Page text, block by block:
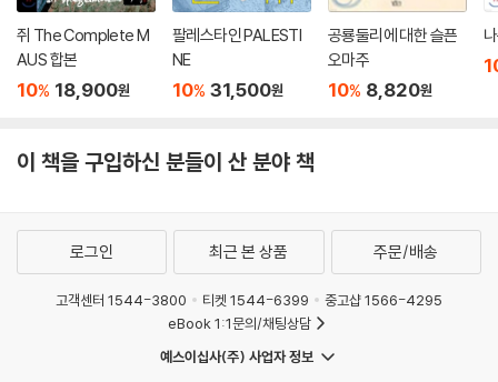
쥐 The Complete M
AUS 합본
10% 18,900원
팔레스타인 PALESTI
NE
10% 31,500원
공룡둘리에 대한 슬픈
오마주
10% 8,820원
이 책을 구입하신 분들이 산 분야 책
로그인 최근 본 상품 주문/배송
고객센터 1544-3800 티켓 1544-6399
중고샵 1566-4295
eBook 1:1문의/채팅상담
예스이십사(주) 사업자 정보